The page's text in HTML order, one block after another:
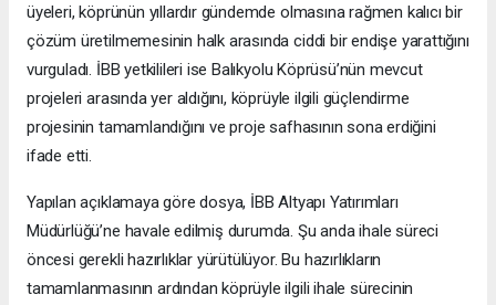
üyeleri, köprünün yıllardır gündemde olmasına rağmen kalıcı bir
çözüm üretilmemesinin halk arasında ciddi bir endişe yarattığını
vurguladı. İBB yetkilileri ise Balıkyolu Köprüsü’nün mevcut
projeleri arasında yer aldığını, köprüyle ilgili güçlendirme
projesinin tamamlandığını ve proje safhasının sona erdiğini
ifade etti.
Yapılan açıklamaya göre dosya, İBB Altyapı Yatırımları
Müdürlüğü’ne havale edilmiş durumda. Şu anda ihale süreci
öncesi gerekli hazırlıklar yürütülüyor. Bu hazırlıkların
tamamlanmasının ardından köprüyle ilgili ihale sürecinin